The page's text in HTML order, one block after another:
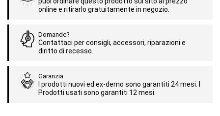
online e ritirarlo gratuitamente in negozio.
Domande?
Contattaci per consigli, accessori, riparazioni e
diritto di recesso.
Garanzia
I prodotti nuovi ed ex-demo sono garantiti 24 mesi. I
Prodotti usati sono garantiti 12 mesi.